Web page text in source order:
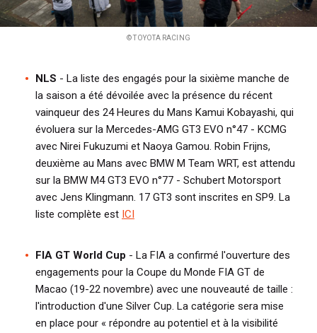
© TOYOTA RACING
NLS - La liste des engagés pour la sixième manche de
la saison a été dévoilée avec la présence du récent
vainqueur des 24 Heures du Mans Kamui Kobayashi, qui
évoluera sur la Mercedes-AMG GT3 EVO n°47 - KCMG
avec Nirei Fukuzumi et Naoya Gamou. Robin Frijns,
deuxième au Mans avec BMW M Team WRT, est attendu
sur la BMW M4 GT3 EVO n°77 - Schubert Motorsport
avec Jens Klingmann. 17 GT3 sont inscrites en SP9. La
liste complète est ICI
FIA GT World Cup - La FIA a confirmé l'ouverture des
engagements pour la Coupe du Monde FIA GT de
Macao (19-22 novembre) avec une nouveauté de taille :
l'introduction d'une Silver Cup. La catégorie sera mise
en place pour « répondre au potentiel et à la visibilité